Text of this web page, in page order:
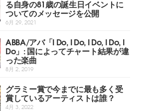
る自身の81歳の誕生日イベントに
ついてのメッセージを公開
6月 29, 2021
ABBA/アバ「I Do, I Do, I Do, I Do, I
Do」: 国によってチャート結果が違
った楽曲
8月 2, 2019
グラミー賞で今までに最も多く受
賞しているアーティストは誰？
4月 3, 2022